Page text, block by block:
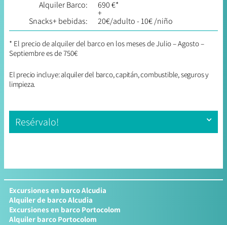
Alquiler Barco:
Snacks+ bebidas:
690 €*
+
20€/adulto - 10€ /niño
* El precio de alquiler del barco en los meses de Julio – Agosto –
Septiembre es de 750€
El precio incluye: alquiler del barco, capitán, combustible, seguros y
limpieza.
Resérvalo!
Excursiones en barco Alcudia
Alquiler de barco Alcudia
Excursiones en barco Portocolom
Alquiler barco Portocolom